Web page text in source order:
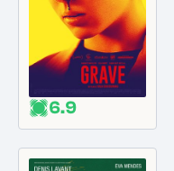
6.9